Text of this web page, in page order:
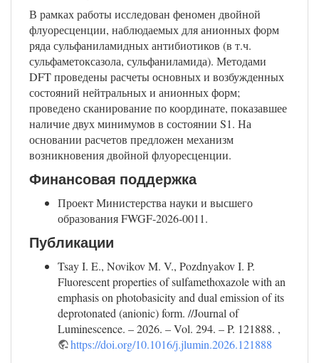
В рамках работы исследован феномен двойной
флуоресценции, наблюдаемых для анионных форм
ряда сульфаниламидных антибиотиков (в т.ч.
сульфаметоксазола, сульфаниламида). Методами
DFT проведены расчеты основных и возбужденных
состояний нейтральных и анионных форм;
проведено сканирование по координате, показавшее
наличие двух минимумов в состоянии S1. На
основании расчетов предложен механизм
возникновения двойной флуоресценции.
Финансовая поддержка
Проект Министерства науки и высшего
образования FWGF-2026-0011.
Публикации
Tsay I. E., Novikov M. V., Pozdnyakov I. P.
Fluorescent properties of sulfamethoxazole with an
emphasis on photobasicity and dual emission of its
deprotonated (anionic) form. //Journal of
Luminescence. – 2026. – Vol. 294. – P. 121888. ,
https://doi.org/10.1016/j.jlumin.2026.121888